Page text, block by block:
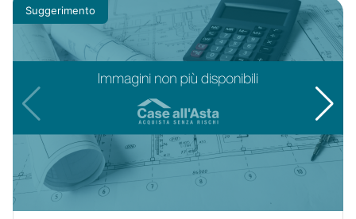
Suggerimento